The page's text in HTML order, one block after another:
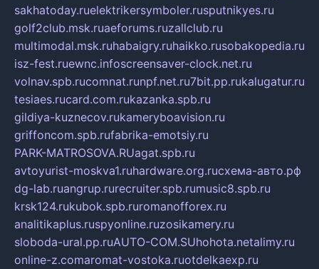
sakhatoday.ruelektrikersymboler.rusputnikyes.ru
golf2club.msk.ruaeforums.ruzallclub.ru
multimodal.msk.ruhabaigry.ruhaikko.rusobakopedia.ru
isz-fest.ruewnc.infoscreensaver-clock.net.ru
volnav.spb.rucomnat.runpf.net.ru7bit.pp.rukalugatur.ru
tesiaes.rucard.com.rukazanka.spb.ru
gildiya-kuznecov.rukameryboavision.ru
griffoncom.spb.rufabrika-emotsiy.ru
PARK-MATROSOVA.RUagat.spb.ru
avtoyurist-moskva1.ruhardware.org.ruсхема-авто.рф
dg-lab.ruangrup.rurecruiter.spb.rumusic8.spb.ru
krsk124.rukubok.spb.ruromanofforex.ru
analitikaplus.ruspyonline.ruzosikamery.ru
sloboda-ural.pp.ruAUTO-COM.SUhohota.netalimy.ru
online-z.comaromat-vostoka.ruotdelkaexp.ru